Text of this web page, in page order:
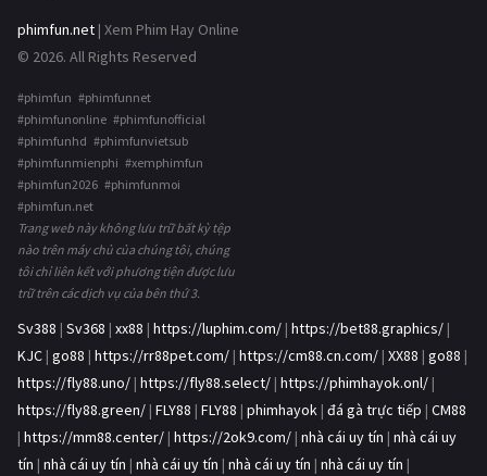
phimfun.net | Xem Phim Hay Online
© 2026. All Rights Reserved
#phimfun #phimfunnet
#phimfunonline #phimfunofficial
#phimfunhd #phimfunvietsub
#phimfunmienphi #xemphimfun
#phimfun2026 #phimfunmoi
#phimfun.net
Trang web này không lưu trữ bất kỳ tệp
nào trên máy chủ của chúng tôi, chúng
tôi chỉ liên kết với phương tiện được lưu
trữ trên các dịch vụ của bên thứ 3.
Sv388 | Sv368 | xx88 | https://luphim.com/ | https://bet88.graphics/ |
KJC | go88 | https://rr88pet.com/ | https://cm88.cn.com/ | XX88 | go88 |
https://fly88.uno/ | https://fly88.select/ | https://phimhayok.onl/ |
https://fly88.green/ | FLY88 | FLY88 | phimhayok | đá gà trực tiếp | CM88
| https://mm88.center/ | https://2ok9.com/ | nhà cái uy tín | nhà cái uy
tín | nhà cái uy tín | nhà cái uy tín | nhà cái uy tín | nhà cái uy tín |